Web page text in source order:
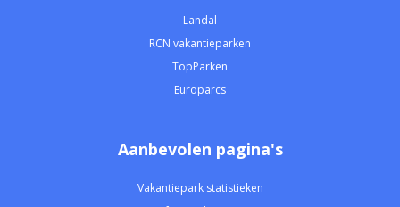
Landal
RCN vakantieparken
TopParken
Europarcs
Aanbevolen pagina's
Vakantiepark statistieken